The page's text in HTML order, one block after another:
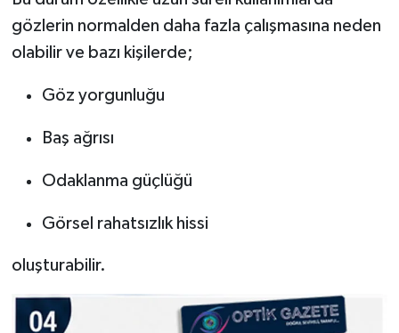
gözlerin normalden daha fazla çalışmasına neden
olabilir ve bazı kişilerde;
Göz yorgunluğu
Baş ağrısı
Odaklanma güçlüğü
Görsel rahatsızlık hissi
oluşturabilir.